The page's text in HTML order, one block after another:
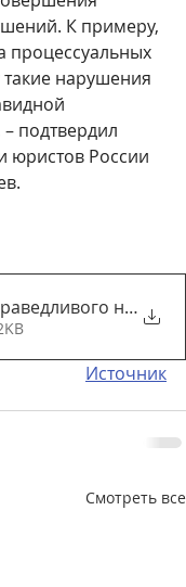
К примеру,
процессуальных
нарушения
подтвердил
юристов России
Источник
Смотреть все